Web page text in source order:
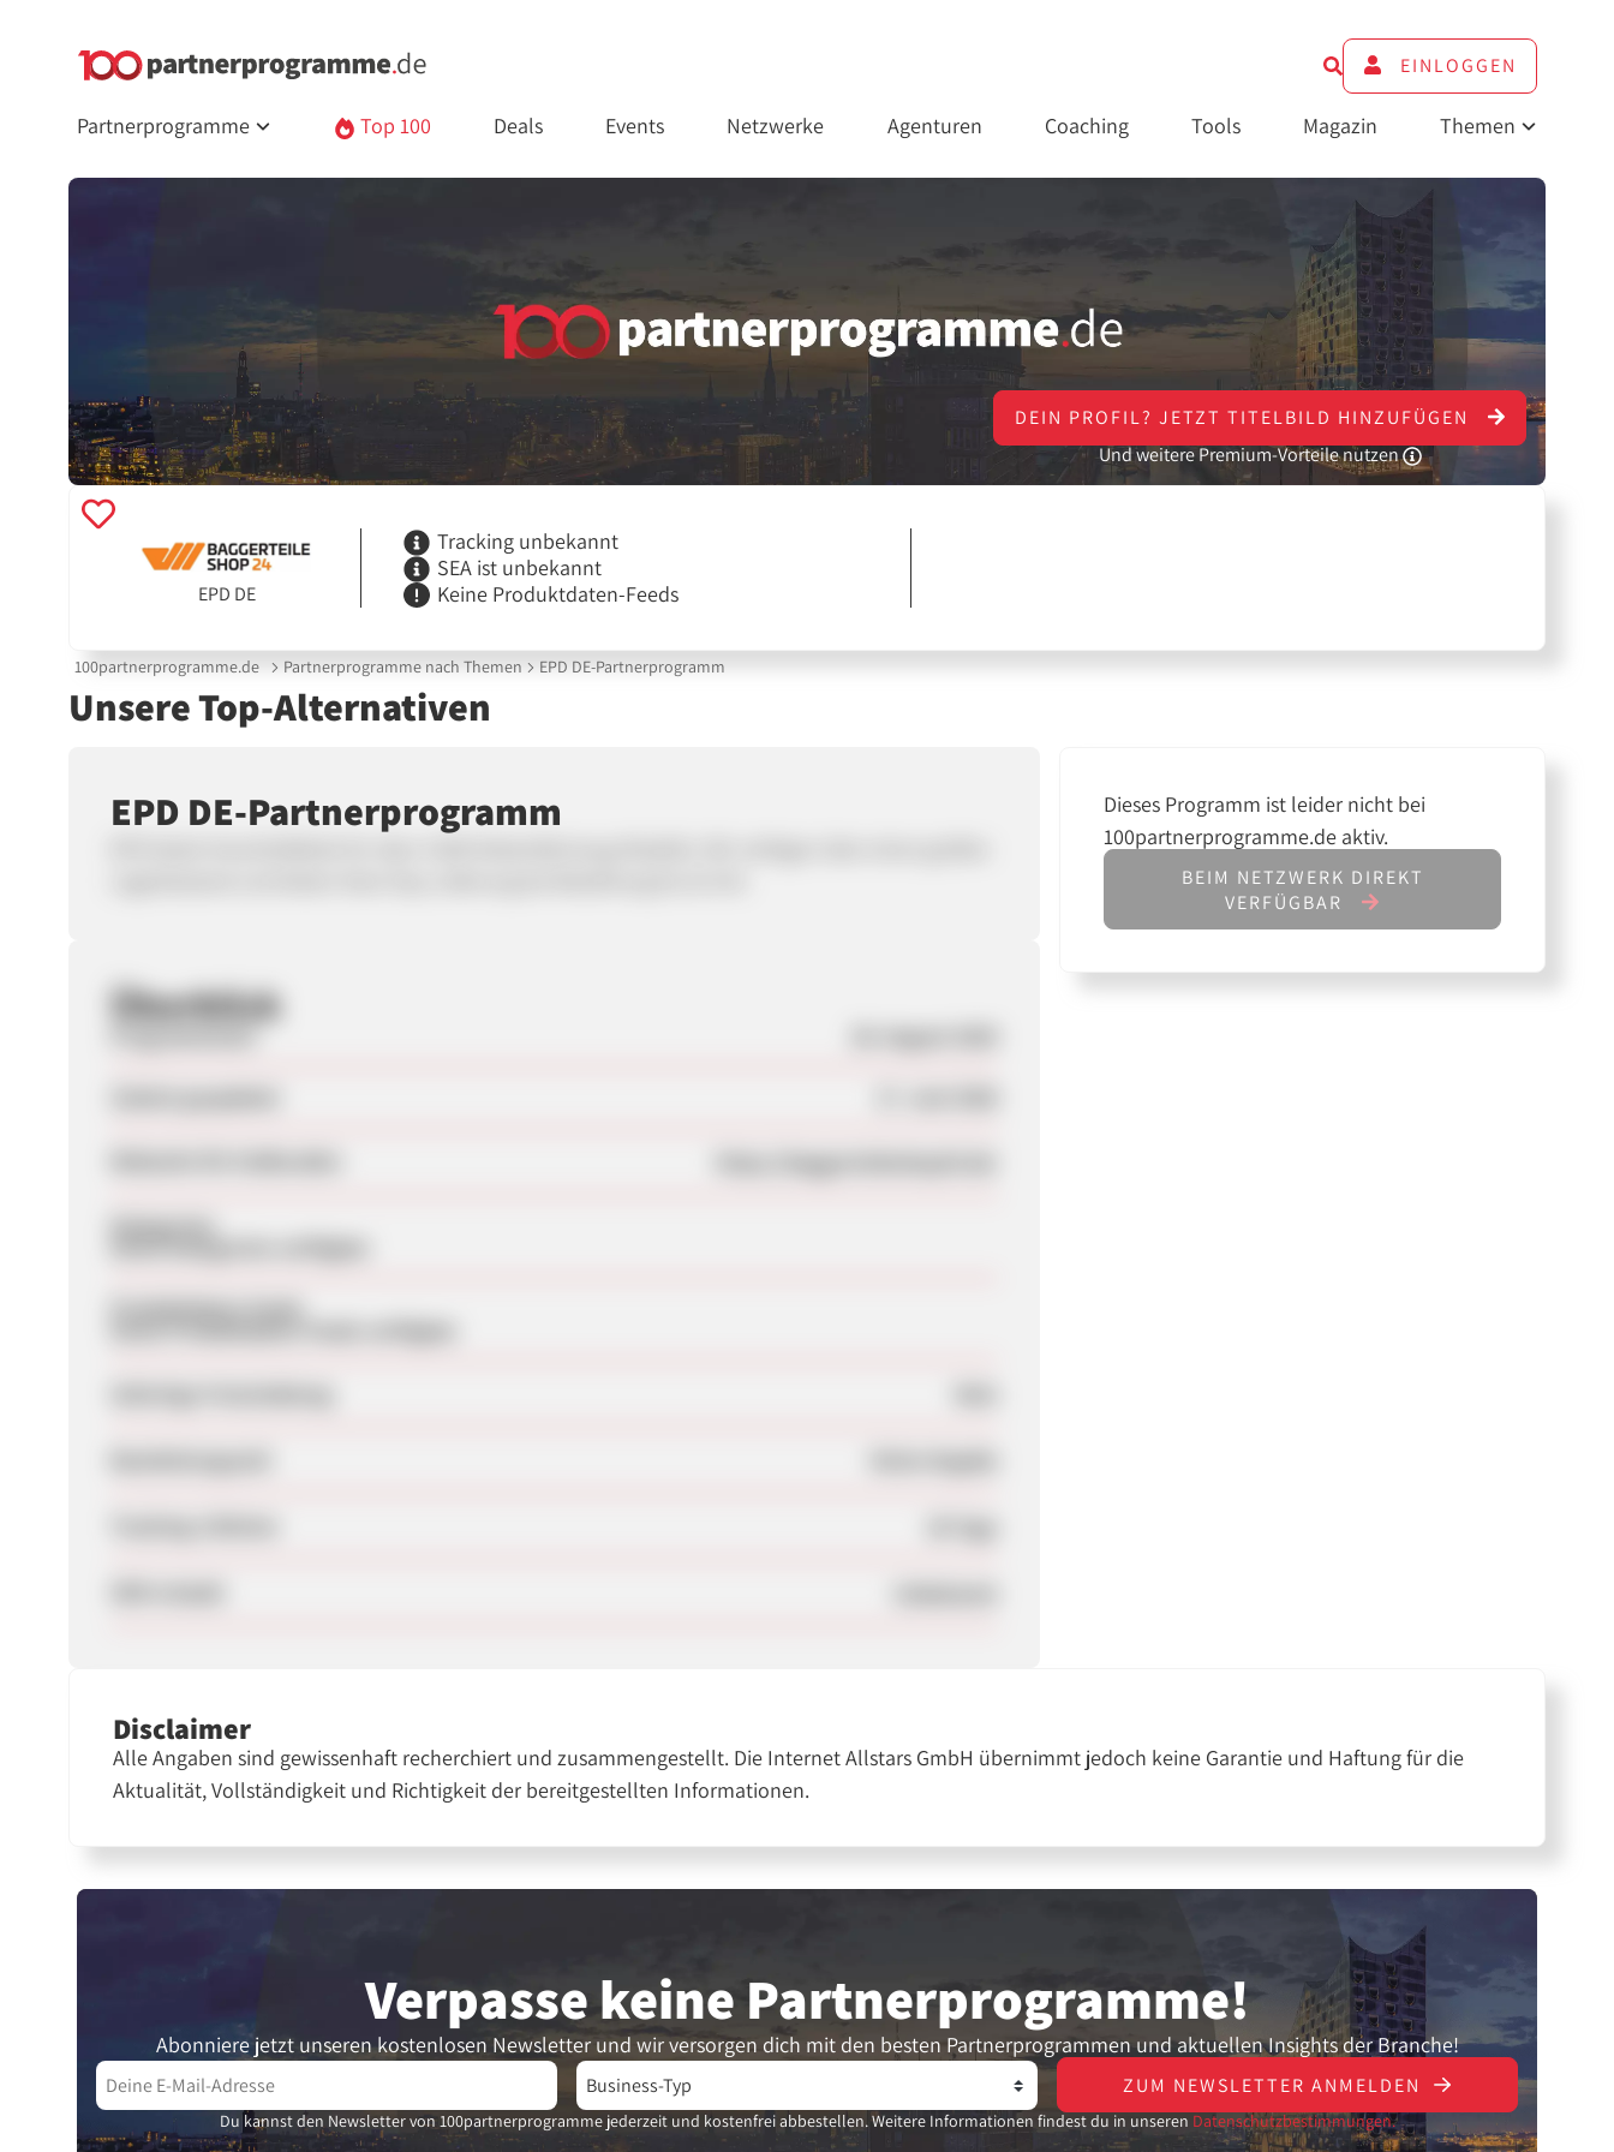
EINLOGGEN
Partnerprogramme Top 100 Deals Events Netzwerke Agenturen Coaching Tools Magazin Themen
DEIN PROFIL? JETZT TITELBILD HINZUFÜGEN
Und weitere Premium-Vorteile nutzen
EPD DE
Tracking unbekannt
SEA ist unbekannt
Keine Produktdaten-Feeds
100partnerprogramme.de Partnerprogramme nach Themen EPD DE-Partnerprogramm
Unsere Top-Alternativen
EPD DE-Partnerprogramm
Überblick
Programmstart
Kategorien
Produktdaten-Feeds
Dieses Programm ist leider nicht bei
100partnerprogramme.de aktiv.
BEIM NETZWERK DIREKT
VERFÜGBAR
Disclaimer
Alle Angaben sind gewissenhaft recherchiert und zusammengestellt. Die Internet Allstars GmbH übernimmt jedoch keine Garantie und Haftung für die
Aktualität, Vollständigkeit und Richtigkeit der bereitgestellten Informationen.
Verpasse keine Partner­programme!
Abonniere jetzt unseren kostenlosen Newsletter und wir versorgen dich mit den besten Partnerprogrammen und aktuellen Insights der Branche!
ZUM NEWSLETTER ANMELDEN
Du kannst den Newsletter von 100partnerprogramme jederzeit und kostenfrei abbestellen. Weitere Informationen findest du in unseren Datenschutzbestimmungen.